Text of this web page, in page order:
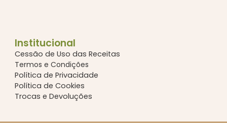
Institucional
Cessão de Uso das Receitas
Termos e Condições
Política de Privacidade
Política de Cookies
Trocas e Devoluções